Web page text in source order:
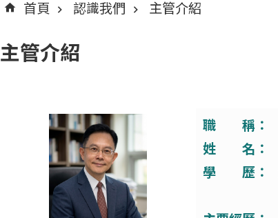
首頁
認識我們 主管介紹
主管介紹
職 稱：
姓 名：
學 歷：